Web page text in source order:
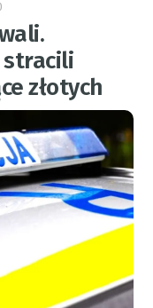
stracili
złotych